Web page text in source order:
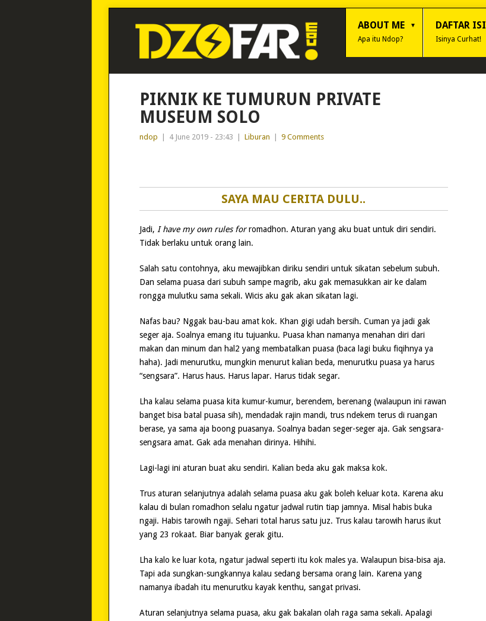
ABOUT ME
Apa itu Ndop?
DAFTAR ISI
Isinya Curhat!
PIKNIK KE TUMURUN PRIVATE
MUSEUM SOLO
ndop 4 June 2019 - 23:43 Liburan 9 Comments
SAYA MAU CERITA DULU..
Jadi, I have my own rules forromadhon. Aturan yang aku buat untuk diri sendiri.
Tidak berlaku untuk orang lain.
Salah satu contohnya, aku mewajibkan diriku sendiri untuk sikatan sebelum subuh.
Dan selama puasa dari subuh sampe magrib, aku gak memasukkan air ke dalam
rongga mulutku sama sekali. Wicis aku gak akan sikatan lagi.
Nafas bau? Nggak bau-bau amat kok. Khan gigi udah bersih. Cuman ya jadi gak
seger aja. Soalnya emang itu tujuanku. Puasa khan namanya menahan diri dari
makan dan minum dan hal2 yang membatalkan puasa (baca lagi buku fiqihnya ya
haha). Jadi menurutku, mungkin menurut kalian beda, menurutku puasa ya harus
“sengsara”. Harus haus. Harus lapar. Harus tidak segar.
Lha kalau selama puasa kita kumur-kumur, berendem, berenang (walaupun ini rawan
banget bisa batal puasa sih), mendadak rajin mandi, trus ndekem terus di ruangan
berase, ya sama aja boong puasanya. Soalnya badan seger-seger aja. Gak sengsara-
sengsara amat. Gak ada menahan dirinya. Hihihi.
Lagi-lagi ini aturan buat aku sendiri. Kalian beda aku gak maksa kok.
Trus aturan selanjutnya adalah selama puasa aku gak boleh keluar kota. Karena aku
kalau di bulan romadhon selalu ngatur jadwal rutin tiap jamnya. Misal habis buka
ngaji. Habis tarowih ngaji. Sehari total harus satu juz. Trus kalau tarowih harus ikut
yang 23 rokaat. Biar banyak gerak gitu.
Lha kalo ke luar kota, ngatur jadwal seperti itu kok males ya. Walaupun bisa-bisa aja.
Tapi ada sungkan-sungkannya kalau sedang bersama orang lain. Karena yang
namanya ibadah itu menurutku kayak kenthu, sangat privasi.
Aturan selanjutnya selama puasa, aku gak bakalan olah raga sama sekali. Apalagi